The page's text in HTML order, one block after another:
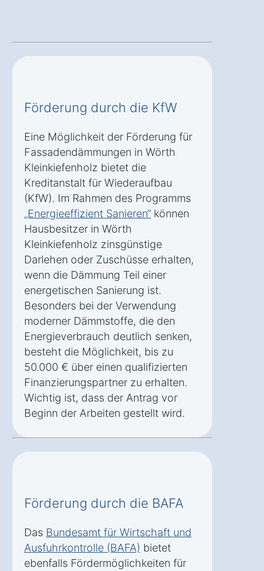
Förderung durch die KfW
Eine Möglichkeit der Förderung für
Fassadendämmungen in Wörth
Kleinkiefenholz bietet die
Kreditanstalt für Wiederaufbau
(KfW). Im Rahmen des Programms
„Energieeffizient Sanieren“ können
Hausbesitzer in Wörth
Kleinkiefenholz zinsgünstige
Darlehen oder Zuschüsse erhalten,
wenn die Dämmung Teil einer
energetischen Sanierung ist.
Besonders bei der Verwendung
moderner Dämmstoffe, die den
Energieverbrauch deutlich senken,
besteht die Möglichkeit, bis zu
50.000 € über einen qualifizierten
Finanzierungspartner zu erhalten.
Wichtig ist, dass der Antrag vor
Beginn der Arbeiten gestellt wird.
Förderung durch die BAFA
Das Bundesamt für Wirtschaft und
Ausfuhrkontrolle (BAFA) bietet
ebenfalls Fördermöglichkeiten für